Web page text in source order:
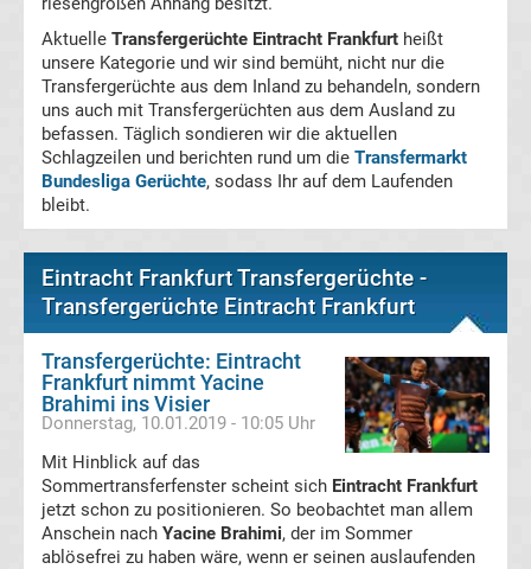
FC
Nürnberg
Transfergerüchte
1.
FC
Saarbrücken
Transfergerüchte
Union
Aktuelle Transfergerüchte Eintracht Frankfurt heißt
unsere Kategorie und wir sind bemüht, nicht nur die
Transfergerüchte aus dem Inland zu behandeln, sondern
uns auch mit Transfergerüchten aus dem Ausland zu
befassen. Täglich sondieren wir die aktuellen
Schlagzeilen und berichten rund um die Transfermarkt
Bundesliga Gerüchte, sodass Ihr auf dem Laufenden
bleibt.
Eintracht Frankfurt Transfergerüchte -
Transfergerüchte Eintracht Frankfurt
Transfergerüchte: Eintracht
Frankfurt nimmt Yacine
Brahimi ins Visier
Donnerstag, 10.01.2019 - 10:05 Uhr
Mit Hinblick auf das
Sommertransferfenster scheint sich Eintracht Frankfurt
jetzt schon zu positionieren. So beobachtet man allem
Anschein nach Yacine Brahimi, der im Sommer
ablösefrei zu haben wäre, wenn er seinen auslaufenden